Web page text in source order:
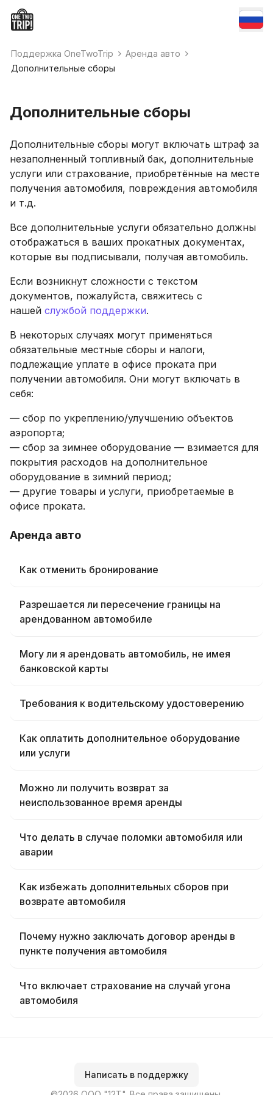
Поддержка OneTwoTrip
Аренда авто
Дополнительные сборы
Дополнительные сборы
Дополнительные сборы могут включать штраф за
незаполненный топливный бак, дополнительные
услуги или страхование, приобретённые на месте
получения автомобиля, повреждения автомобиля
и т.д.
Все дополнительные услуги обязательно должны
отображаться в ваших прокатных документах,
которые вы подписывали, получая автомобиль.
Если возникнут сложности с текстом
документов, пожалуйста, свяжитесь с
нашей службой поддержки.
В некоторых случаях могут применяться
обязательные местные сборы и налоги,
подлежащие уплате в офисе проката при
получении автомобиля. Они могут включать в
себя:
— cбор по укреплению/улучшению объектов
аэропорта;
— cбор за зимнее оборудование — взимается для
покрытия расходов на дополнительное
оборудование в зимний период;
— другие товары и услуги, приобретаемые в
офисе проката.
Аренда авто
Как отменить бронирование
Разрешается ли пересечение границы на
арендованном автомобиле
Могу ли я арендовать автомобиль, не имея
банковской карты
Требования к водительскому удостоверению
Как оплатить дополнительное оборудование
или услуги
Можно ли получить возврат за
неиспользованное время аренды
Что делать в случае поломки автомобиля или
аварии
Как избежать дополнительных сборов при
возврате автомобиля
Почему нужно заключать договор аренды в
пункте получения автомобиля
Что включает страхование на случай угона
автомобиля
Написать в поддержку